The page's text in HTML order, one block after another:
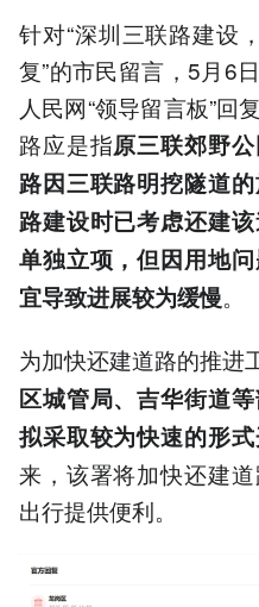
针对“深圳三联路建设
复”的市民留言，5月6
人民网“领导留言板”回
路应是指原三联郊野
路因三联路明挖隧道
路建设时已考虑还建
单独立项，但因用地
宜导致进展较为缓慢。
为加快还建道路的推进
区城管局、吉华街道
拟采取较为快速的形
来，该署将加快还建
出行提供便利。